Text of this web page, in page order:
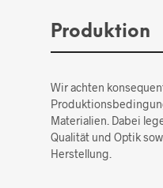
Produktion
Wir achten
Materialien. Dabei
Qualität und Optik
Herstellung.